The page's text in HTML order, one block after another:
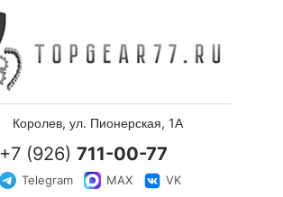
Королев, ул. Пионерская, 1А
+7 (926) 711-00-77
Telegram MAX VK